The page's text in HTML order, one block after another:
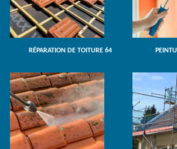
RÉPARATION DE TOITURE 64